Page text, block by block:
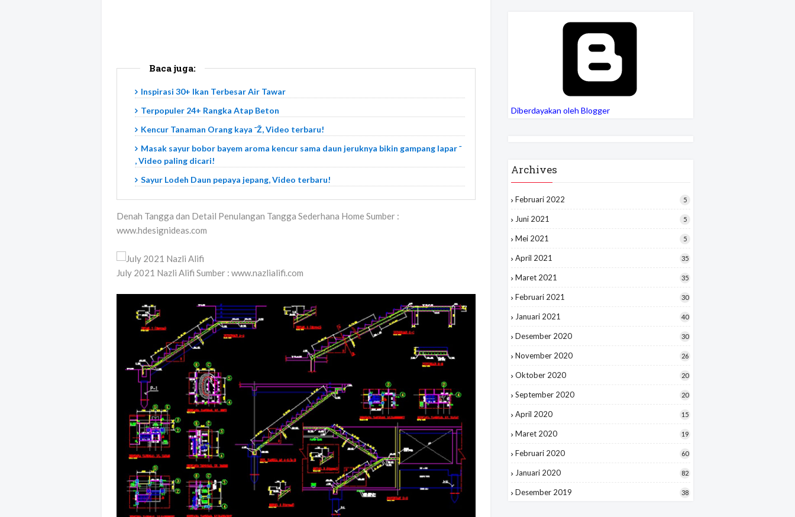
Baca juga:
Inspirasi 30+ Ikan Terbesar Air Tawar
Terpopuler 24+ Rangka Atap Beton
Kencur Tanaman Orang kaya ˜Ž, Video terbaru!
Masak sayur bobor bayem aroma kencur sama daun jeruknya bikin gampang lapar ˜
, Video paling dicari!
Sayur Lodeh Daun pepaya jepang, Video terbaru!
Denah Tangga dan Detail Penulangan Tangga Sederhana Home Sumber :
www.hdesignideas.com
July 2021 Nazli Alifi Sumber : www.nazlialifi.com
Diberdayakan oleh Blogger
Archives
Februari 2022 5
Juni 2021 5
Mei 2021 5
April 2021 35
Maret 2021 35
Februari 2021 30
Januari 2021 40
Desember 2020 30
November 2020 26
Oktober 2020 20
September 2020 20
April 2020 15
Maret 2020 19
Februari 2020 60
Januari 2020 82
Desember 2019 38